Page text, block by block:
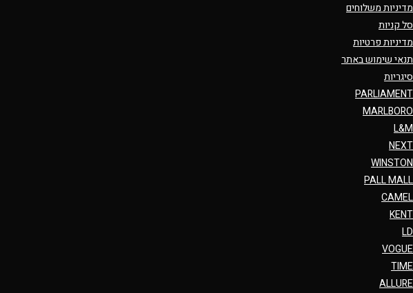
מדיניות משלוחים
סל קניות
מדיניות פרטיות
תנאי שימוש באתר
סיגריות
PARLIAMENT
MARLBORO
L&M
NEXT
WINSTON
PALL MALL
CAMEL
KENT
LD
VOGUE
TIME
ALLURE